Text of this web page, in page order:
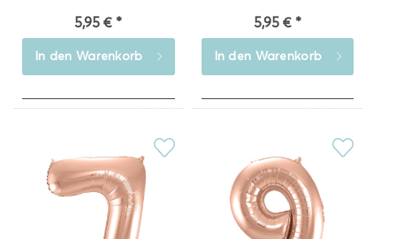
5,95 € *
In den Warenkorb
5,95 € *
In den Warenkorb